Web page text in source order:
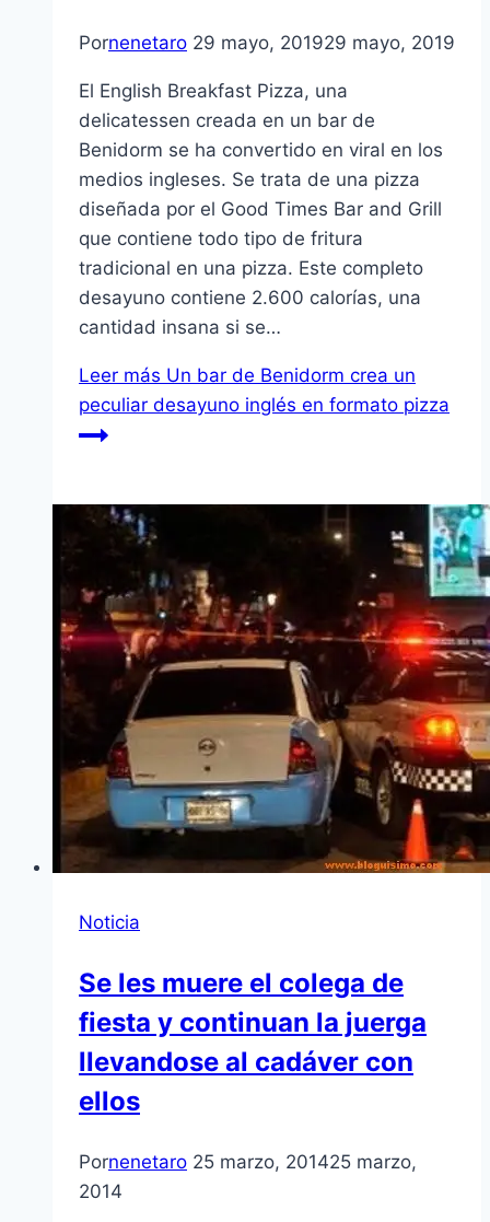
Pornenetaro 29 mayo, 201929 mayo, 2019
El English Breakfast Pizza, una
delicatessen creada en un bar de
Benidorm se ha convertido en viral en los
medios ingleses. Se trata de una pizza
diseñada por el Good Times Bar and Grill
que contiene todo tipo de fritura
tradicional en una pizza. Este completo
desayuno contiene 2.600 calorías, una
cantidad insana si se…
Leer más Un bar de Benidorm crea un
peculiar desayuno inglés en formato pizza
Noticia
Se les muere el colega de
fiesta y continuan la juerga
llevandose al cadáver con
ellos
Pornenetaro 25 marzo, 201425 marzo,
2014